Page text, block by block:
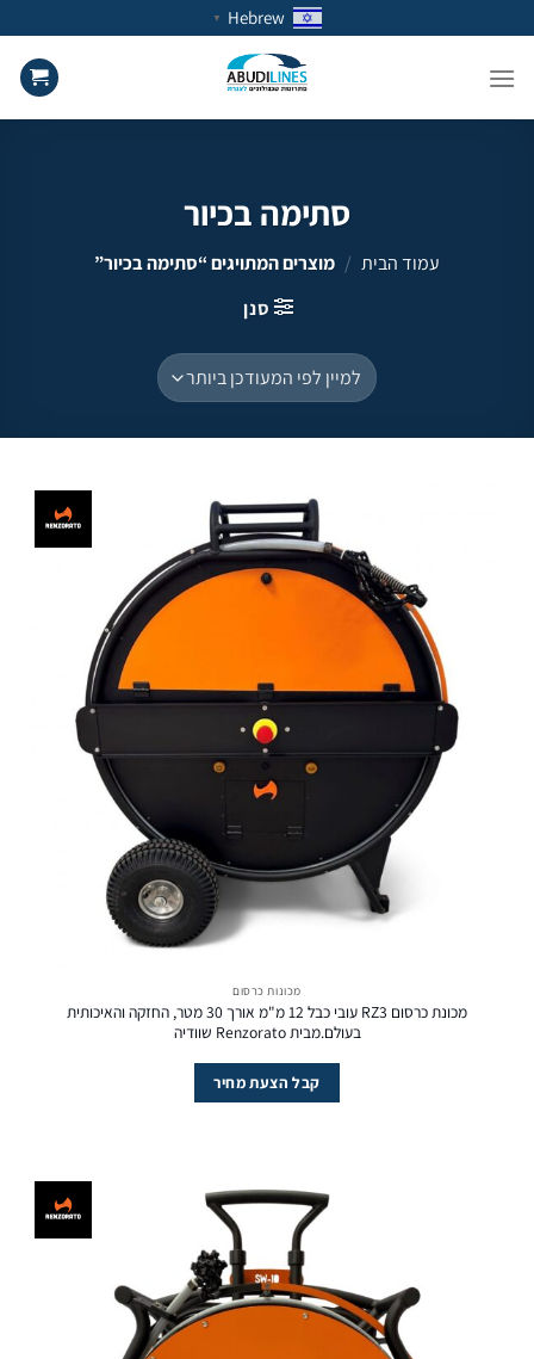
to
content
Hebrew
▼
סתימה בכיור
עמוד הבית / מוצרים המתויגים “סתימה בכיור”
סנן
מכונות כרסום
מכונת כרסום RZ3 עובי כבל 12 מ"מ אורך 30 מטר, החזקה והאיכותית
בעולם.מבית Renzorato שוודיה
קבל הצעת מחיר